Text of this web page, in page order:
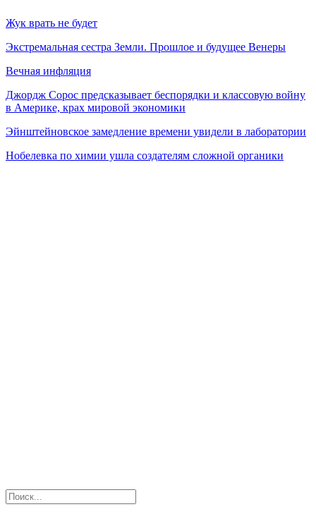
Жук врать не будет
Экстремальная сестра Земли. Прошлое и будущее Венеры
Вечная инфляция
Джордж Сорос предсказывает беспорядки и классовую войну
в Америке, крах мировой экономики
Эйнштейновское замедление времени увидели в лаборатории
Нобелевка по химии ушла создателям сложной органики